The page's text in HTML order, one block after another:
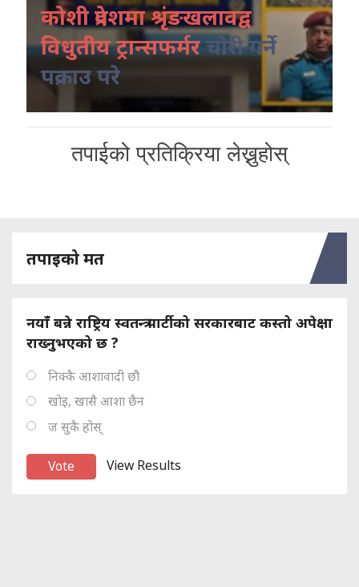
कोशी प्रदेशमा श्रृंङखलावद्व
विधुतीय ट्रान्सफर्मरचोरी गर्ने
पक्राउ परे
तपाईको प्रतिक्रिया लेख्नुहोस्
तपाइको मत
नयाँ बन्ने राष्ट्रिय स्वतन्त्र पार्टीको सरकारबाट कस्तो अपेक्षा
राख्नुभएको छ ?
निक्कै आशावादी छौ
खोइ, खासै आशा छैन
ज सुकै होस्
View Results